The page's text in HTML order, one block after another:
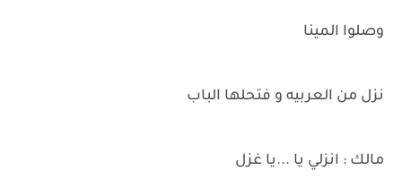
وصلوا المينا
نزل من العربيه و فتحلها الباب
مالك : انزلي يا ...يا غزل